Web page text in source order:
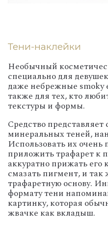
Тени-наклейки
Необычный
специально для
даже небрежные smoky
также для тех, кто
текстуры и формы.
Средство
минеральных теней,
Использовать их очень
приложить трафарет к
аккуратно прижать его
смазать пигмент, и так
трафаретную основу.
формату тени
картинку, которая
жвачке как вкладыш.